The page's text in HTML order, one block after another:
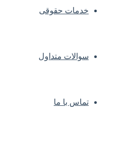
خدمات حقوقی
سوالات متداول
تماس با ما